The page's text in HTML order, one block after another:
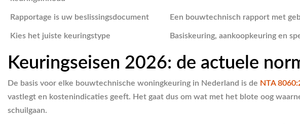
Rapportage is uw beslissingsdocument Een bouwtechnisch rapport met
Kies het juiste keuringstype Basiskeuring, aankoopkeuring en
Keuringseisen 2026: de actuele
De basis voor elke bouwtechnische woningkeuring in Nederland is de NTA
vastlegt en kostenindicaties geeft. Het gaat dus om wat met het blote oog
schuilgaan.